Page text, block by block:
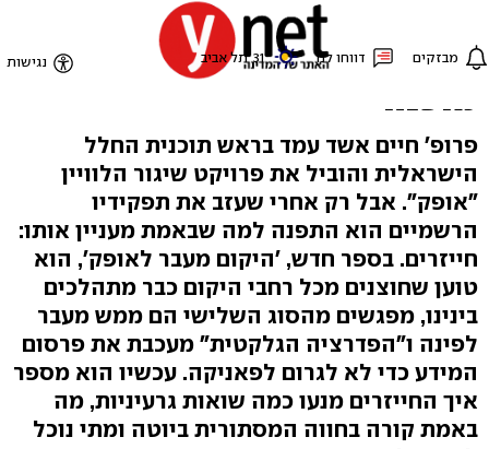
"העב"מים ביקשו לא לפרסם
שהם כאן, האנושות עדיין לא
מוכנה"
פרופ' חיים אשד עמד בראש תוכנית החלל
הישראלית והוביל את פרויקט שיגור הלוויין
"אופק". אבל רק אחרי שעזב את תפקידיו
הרשמיים הוא התפנה למה שבאמת מעניין אותו:
חייזרים. בספר חדש, 'היקום מעבר לאופק', הוא
טוען שחוצנים מכל רחבי היקום כבר מתהלכים
בינינו, מפגשים מהסוג השלישי הם ממש מעבר
לפינה ו"הפדרציה הגלקטית" מעכבת את פרסום
המידע כדי לא לגרום לפאניקה. עכשיו הוא מספר
איך החייזרים מנעו כמה שואות גרעיניות, מה
באמת קורה בחווה המסתורית ביוטה ומתי נוכל